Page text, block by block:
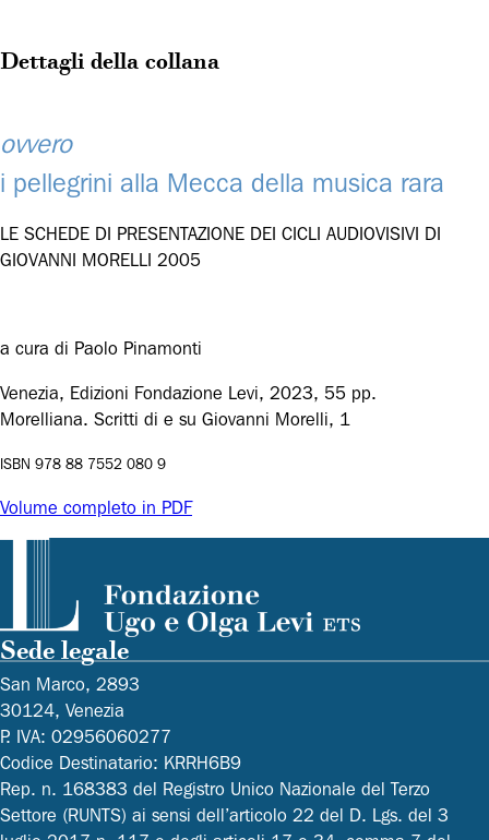
Dettagli della collana
ovvero
i pellegrini alla Mecca della musica rara
LE SCHEDE DI PRESENTAZIONE DEI CICLI AUDIOVISIVI DI
GIOVANNI MORELLI 2005
a cura di Paolo Pinamonti
Venezia, Edizioni Fondazione Levi, 2023, 55 pp.
Morelliana. Scritti di e su Giovanni Morelli, 1
ISBN 978 88 7552 080 9
Volume completo in PDF
Sede legale
San Marco, 2893
30124, Venezia
P. IVA: 02956060277
Codice Destinatario: KRRH6B9
Rep. n. 168383 del Registro Unico Nazionale del Terzo
Settore (RUNTS) ai sensi dell’articolo 22 del D. Lgs. del 3